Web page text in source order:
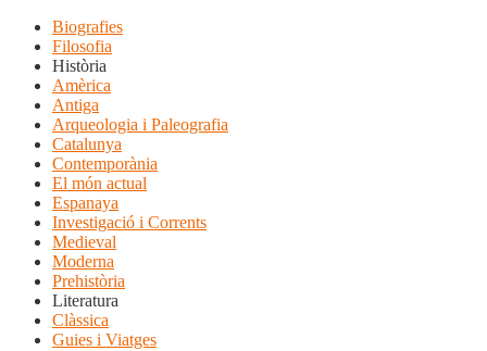
Biografies
Filosofia
Història
Amèrica
Antiga
Arqueologia i Paleografia
Catalunya
Contemporània
El món actual
Espanaya
Investigació i Corrents
Medieval
Moderna
Prehistòria
Literatura
Clàssica
Guies i Viatges